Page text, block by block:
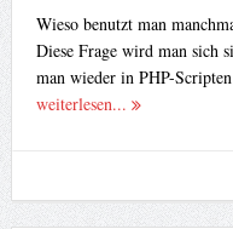
Wieso benutzt man
Diese Frage wird man sich
man wieder in PHP-
weiterlesen...